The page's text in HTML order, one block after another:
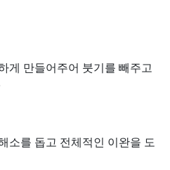
게 만들어주어 붓기를 빼주고
소를 돕고 전체적인 이완을 도